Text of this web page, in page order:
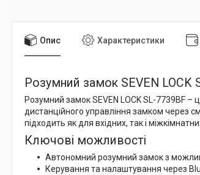
Опис Характеристики
Розумний замок SEVEN LOCK
Розумний замок SEVEN LOCK SL-7739BF
дистанційного управління замком через
підходить як для вхідних, так і
Ключові можливості
Автономний розумний замок з
Керування та налаштування через